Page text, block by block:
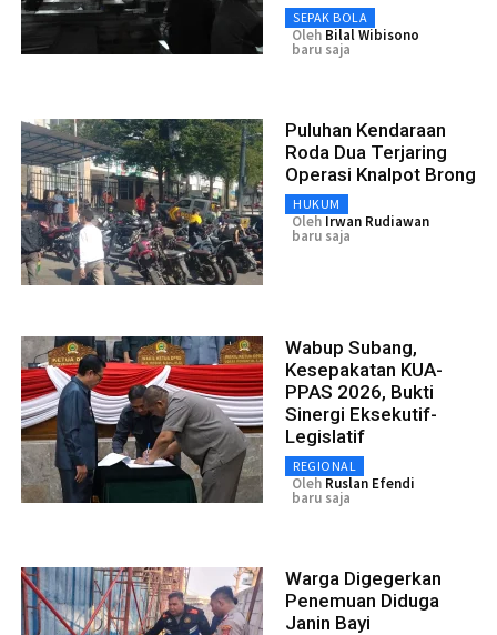
SEPAK BOLA
Oleh Bilal Wibisono
baru saja
Puluhan Kendaraan
Roda Dua Terjaring
Operasi Knalpot Brong
HUKUM
Oleh Irwan Rudiawan
baru saja
Wabup Subang,
Kesepakatan KUA-
PPAS 2026, Bukti
Sinergi Eksekutif-
Legislatif
REGIONAL
Oleh Ruslan Efendi
baru saja
Warga Digegerkan
Penemuan Diduga
Janin Bayi